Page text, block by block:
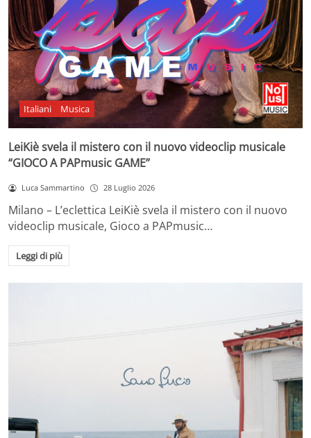
Italiani Musica
LeiKiè svela il mistero con il nuovo videoclip musicale
“GIOCO A PAPmusic GAME”
Luca Sammartino 28 Luglio 2026
Milano – L’eclettica LeiKiè svela il mistero con il nuovo
videoclip musicale, Gioco a PAPmusic…
Leggi di più